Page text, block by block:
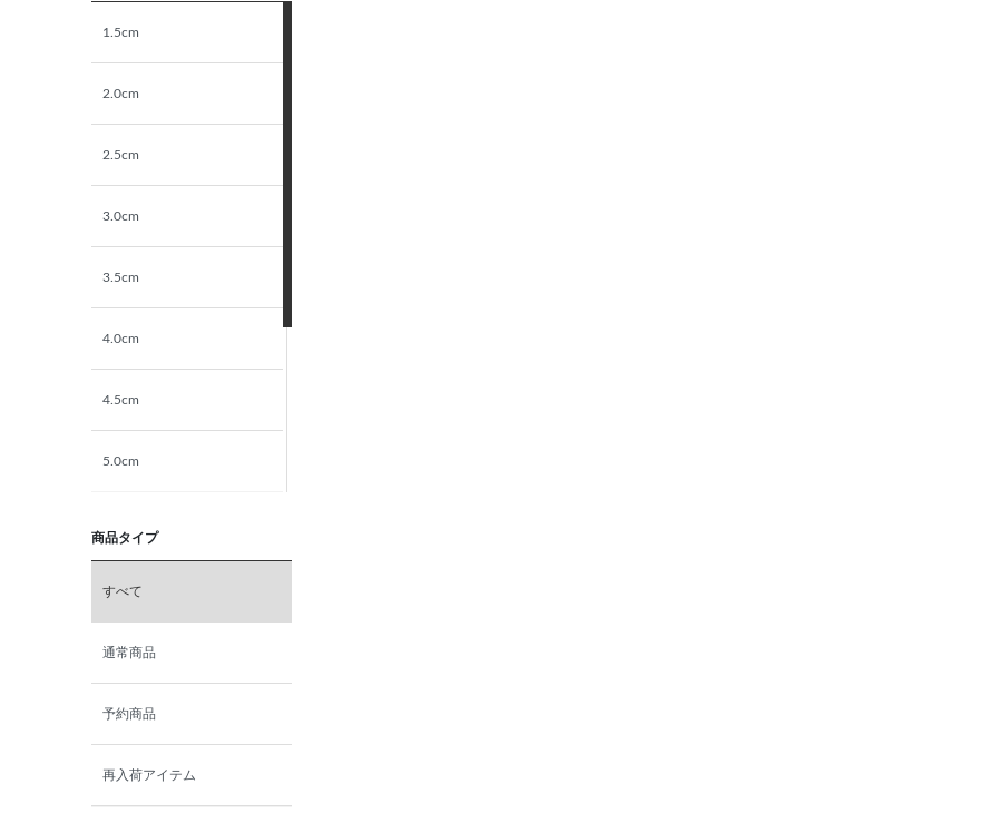
1.5cm
2.0cm
2.5cm
3.0cm
3.5cm
4.0cm
4.5cm
5.0cm
6.0cm
6.5cm
7.0cm
商品タイプ
すべて
通常商品
予約商品
再入荷アイテム